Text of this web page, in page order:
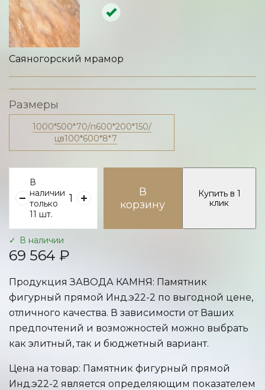
Саяногорский мрамор
Размеры
1000*500*70/п600*200*150/
цв100*600*8*7
В
наличии
только
11 шт.
В
корзину
Купить в 1
клик
В наличии
69 564 ₽
Продукция ЗАВОДА КАМНЯ: Памятник
фигурный прямой Инд.э22-2 по выгодной цене,
отличного качества. В зависимости от Ваших
предпочтений и возможностей можно выбрать
как элитный, так и бюджетный вариант.
Цена на товар: Памятник фигурный прямой
Инд.э22-2 является определяющим показателем